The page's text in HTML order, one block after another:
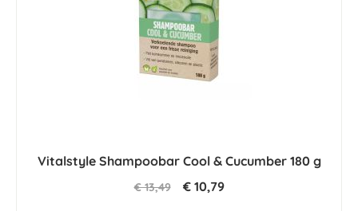
Vitalstyle Shampoobar Cool & Cucumber 180 g
€ 13,49 € 10,79